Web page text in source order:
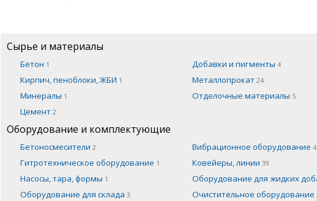
Сырье и материалы
Бетон 1 Добавки и пигменты 4
Кирпич, пеноблоки, ЖБИ 1 Металлопрокат 24
Минералы 1 Отделочные материалы 5
Цемент 2
Оборудование и комплектующие
Бетоносмесители 2 Вибрационное оборудование
Гитротехническое оборудование 1 Ковейеры, линии 39
Насосы, тара, формы 1 Оборудование для жидких
Оборудование для склада 3 Очистительное оборудование